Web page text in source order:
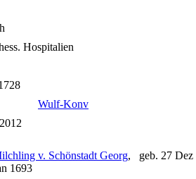
Hospitalien
Wulf-Konv
v. Schönstadt Georg, geb. 27
1693